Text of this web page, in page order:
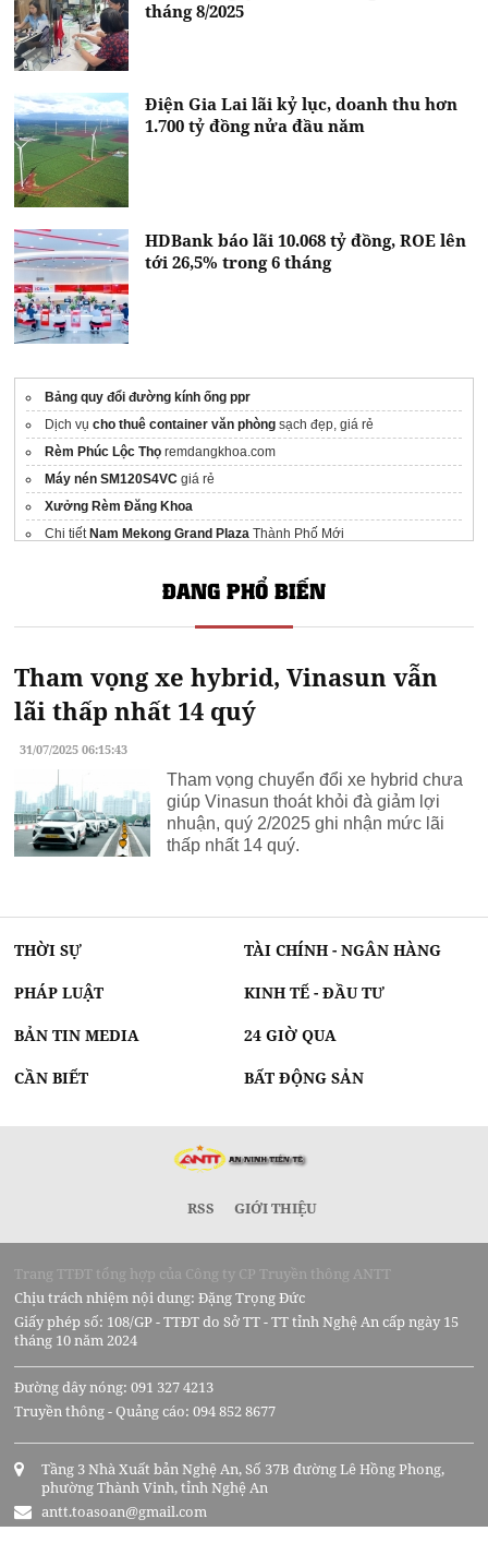
tháng 8/2025
Điện Gia Lai lãi kỷ lục, doanh thu hơn
1.700 tỷ đồng nửa đầu năm
HDBank báo lãi 10.068 tỷ đồng, ROE lên
tới 26,5% trong 6 tháng
Bảng quy đổi đường kính ống ppr
Dịch vụcho thuê container văn phòng sạch đẹp, giá rẻ
Rèm Phúc Lộc Thọ remdangkhoa.com
Máy nén SM120S4VC giá rẻ
Xưởng Rèm Đăng Khoa
Chi tiếtNam Mekong Grand Plaza Thành Phố Mới
thám tử nghệ an
Trang chính thức
Vinhomes Hải Vân
NHÀ CHO THUÊ NGUYÊN CĂN K1
Imperia Global Gate Cổ Loa
dịch vụ xây dựng uy tín
Bảng giá
chuyển nhà trọn gói Kiến VàngHà Nội
Bảng toognr hợp
kích thước chậu rửa mặt TOTO
ĐANG PHỔ BIẾN
Tham vọng xe hybrid, Vinasun vẫn
lãi thấp nhất 14 quý
31/07/2025 06:15:43
Tham vọng chuyển đổi xe hybrid chưa
giúp Vinasun thoát khỏi đà giảm lợi
nhuận, quý 2/2025 ghi nhận mức lãi
thấp nhất 14 quý.
THỜI SỰ TÀI CHÍNH - NGÂN HÀNG
PHÁP LUẬT KINH TẾ - ĐẦU TƯ
BẢN TIN MEDIA 24 GIỜ QUA
CẦN BIẾT BẤT ĐỘNG SẢN
RSS GIỚI THIỆU
Trang TTĐT tổng hợp của Công ty CP Truyền thông ANTT
Chịu trách nhiệm nội dung: Đặng Trọng Đức
Giấy phép số: 108/GP - TTĐT do Sở TT - TT tỉnh Nghệ An cấp ngày 15
tháng 10 năm 2024
Đường dây nóng: 091 327 4213
Truyền thông - Quảng cáo: 094 852 8677
Tầng 3 Nhà Xuất bản Nghệ An, Số 37B đường Lê Hồng Phong,
phường Thành Vinh, tỉnh Nghệ An
antt.toasoan@gmail.com